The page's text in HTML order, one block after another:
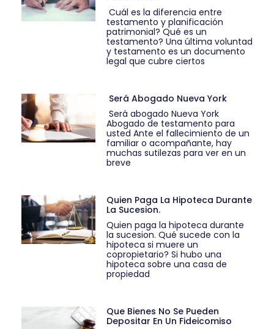
Cuál es la diferencia entre
testamento y planificación
patrimonial? Qué es un
testamento? Una última voluntad
y testamento es un documento
legal que cubre ciertos
Será Abogado Nueva York
Será abogado Nueva York
Abogado de testamento para
usted Ante el fallecimiento de un
familiar o acompañante, hay
muchas sutilezas para ver en un
breve
Quien Paga La Hipoteca Durante
La Sucesion.
Quien paga la hipoteca durante
la sucesion. Qué sucede con la
hipoteca si muere un
copropietario? Si hubo una
hipoteca sobre una casa de
propiedad
Que Bienes No Se Pueden
Depositar En Un Fideicomiso